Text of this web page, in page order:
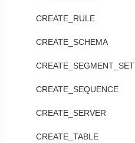
CREATE_RULE
CREATE_SCHEMA
CREATE_SEGMENT_SET
CREATE_SEQUENCE
CREATE_SERVER
CREATE_TABLE